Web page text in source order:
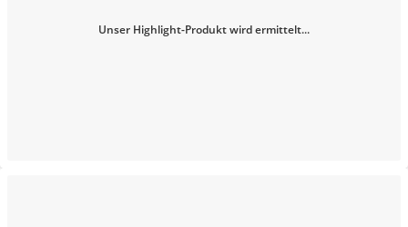
Unser Highlight-Produkt wird ermittelt...